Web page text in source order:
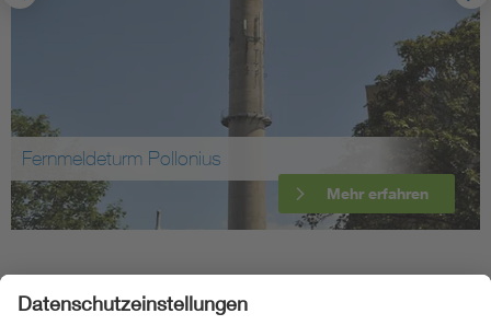
Fernmeldeturm Pollonius
Mehr erfahren